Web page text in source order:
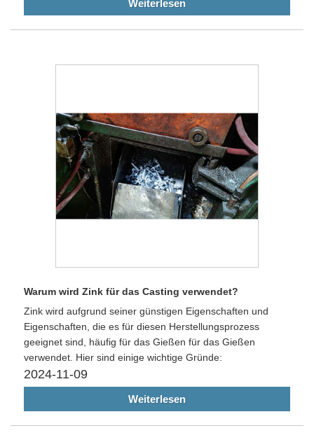
Weiterlesen
Warum wird Zink für das Casting verwendet?
Zink wird aufgrund seiner günstigen Eigenschaften und
Eigenschaften, die es für diesen Herstellungsprozess
geeignet sind, häufig für das Gießen für das Gießen
verwendet. Hier sind einige wichtige Gründe:
2024-11-09
Weiterlesen